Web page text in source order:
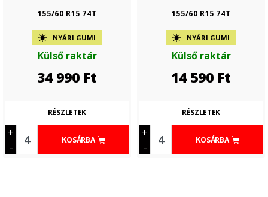
155/60 R15 74T
NYÁRI GUMI
Külső raktár
34 990 Ft
+
-
KOSÁRBA
RÉSZLETEK
155/60 R15 74T
NYÁRI GUMI
Külső raktár
14 590 Ft
+
-
KOSÁRBA
RÉSZLETEK